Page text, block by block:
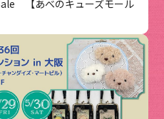
【あべのキューズモール